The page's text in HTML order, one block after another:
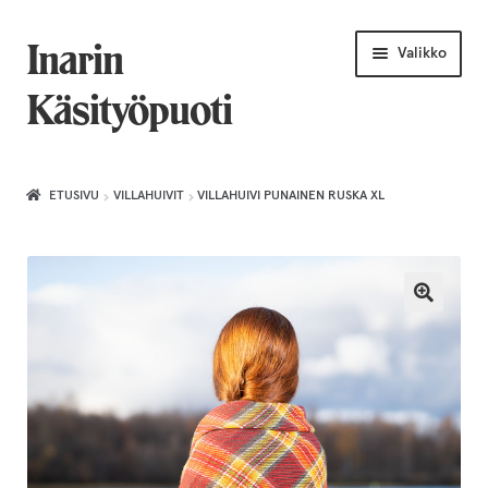
Siirry
navigointiin
Siirry
sisältöön
Inarin
Käsityöpuoti
Valikko
Korut
tason
valikko
ETUSIVU VILLAHUIVIT VILLAHUIVI PUNAINEN RUSKA XL